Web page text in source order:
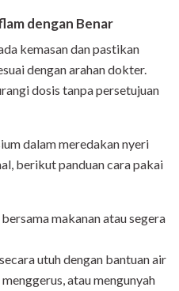
dengan Benar
kemasan dan pastikan
dengan arahan dokter.
dosis tanpa persetujuan
dalam meredakan nyeri
berikut panduan cara pakai
makanan atau segera
utuh dengan bantuan air
atau mengunyah